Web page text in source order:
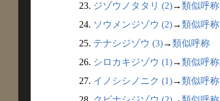
23. ジゾウノタタリ (2)→類似呼称
24. ソウメンジゾウ (2)→類似呼称
25. テナシジゾウ (3)→類似呼称
26. シロカキジゾウ (1)→類似呼称
27. イノシシノニク (1)→類似呼称